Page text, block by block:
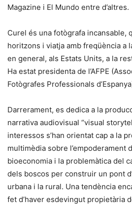
Magazine i El Mundo entre d’altres.
Curel és una fotògrafa incansable,
horitzons i viatja amb freqüència a
en general, als Estats Units, a la
Ha estat presidenta de l’AFPE
Fotògrafes Professionals
Darrerament, es dedica a la
narrativa audiovisual “visual
interessos s’han orientat cap a la
multimèdia sobre l’empoderament
bioeconomia i la problemàtica del
dels boscos per construir un pont
urbana i la rural. Una tendència
fet d’haver esdevingut propietària